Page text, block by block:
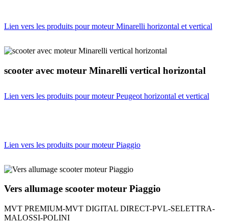
Lien vers les produits pour moteur Minarelli horizontal et vertical
scooter avec moteur Minarelli vertical horizontal
Lien vers les produits pour moteur Peugeot horizontal et vertical
Lien vers les produits pour moteur Piaggio
Vers allumage scooter moteur Piaggio
MVT PREMIUM-MVT DIGITAL DIRECT-PVL-SELETTRA-
MALOSSI-POLINI